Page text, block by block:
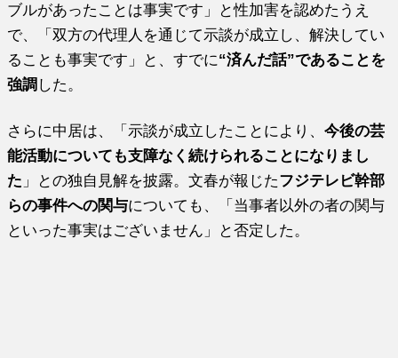
ブルがあったことは事実です」と性加害を認めたうえ
で、「双方の代理人を通じて示談が成立し、解決してい
ることも事実です」と、すでに“済んだ話”であることを
強調 した。
さらに中居は、「示談が成立したことにより、今後の芸
能活動についても支障なく続けられることになりまし
た 」との独自見解を披露。文春が報じたフジテレビ幹部
らの事件への関与についても、「当事者以外の者の関与
といった事実はございません」と否定した。